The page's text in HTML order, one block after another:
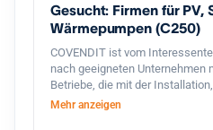
Gesucht: Firmen für PV,
Wärmepumpen (C250)
COVENDIT ist vom
nach geeigneten Unternehmen
Betriebe, die mit der
Verkauf von Solar- / PV-
Mehr anzeigen